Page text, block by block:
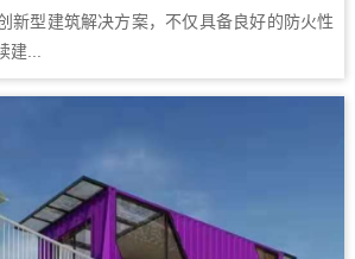
新型建筑解决方案，不仅具备良好的防火性
...